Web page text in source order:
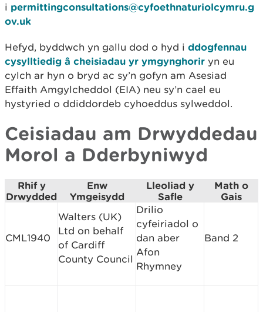
i permittingconsultations@cyfoethnaturiolcymru.g
ov.uk
Hefyd, byddwch yn gallu dod o hyd i ddogfennau
cysylltiedig â cheisiadau yr ymgynghorir yn eu
cylch ar hyn o bryd ac sy’n gofyn am Asesiad
Effaith Amgylcheddol (EIA) neu sy’n cael eu
hystyried o ddiddordeb cyhoeddus sylweddol.
Ceisiadau am Drwyddedau
Morol a Dderbyniwyd
Rhif y
Drwydded
Enw
Ymgeisydd
Lleoliad y
Safle
Math o
Gais
CML1940
Walters (UK)
Ltd on behalf
of Cardiff
County Council
Drilio
cyfeiriadol o
dan aber
Afon
Rhymney
Band 2